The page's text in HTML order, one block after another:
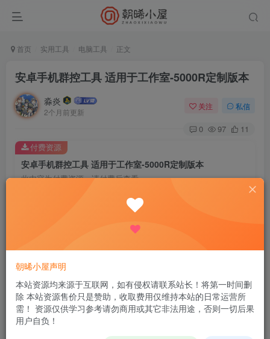
首页 实用工具 电脑工具 正文
安卓手机群控工具 适用于工作室-5000R定制版本
淼炎
2个月前更新
关注 私信
0 97 11
安卓手机群控工具 适用于工作室-5000R定制版本
此内容为付费资源，请付费后查看
付费资源
手机插上电脑-打开无障碍模式-开启USB调式
仅支持安卓手机
朝晞小屋声明
本站资源均来源于互联网，如有侵权请联系站长！将第一时间删
除 本站资源售价只是赞助，收取费用仅维持本站的日常运营所
需！ 资源仅供学习参考请勿商用或其它非法用途，否则一切后果
用户自负！